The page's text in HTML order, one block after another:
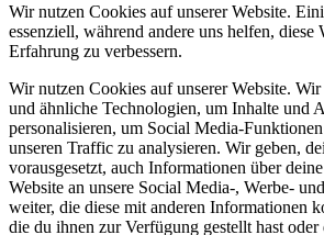
Wir nutzen Cookies auf unserer Website.
essenziell, während andere uns helfen, diese
Erfahrung zu verbessern.
Wir nutzen Cookies auf unserer Website.
und ähnliche Technologien, um Inhalte und
personalisieren, um Social Media-
unseren Traffic zu analysieren. Wir geben,
vorausgesetzt, auch Informationen über
Website an unsere Social Media-, Werbe-
weiter, die diese mit anderen Informationen
die du ihnen zur Verfügung gestellt hast oder